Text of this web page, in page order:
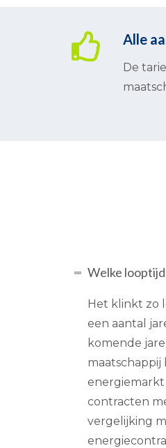
Alle
De
Welke
Het klinkt zo
een aantal
komende
maatschappij
contracten
vergelijking